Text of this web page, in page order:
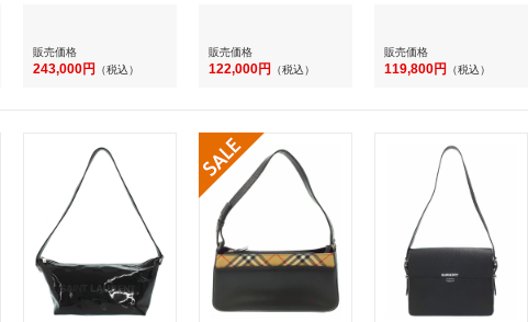
販売価格
243,000円 （税込）
販売価格
122,000円 （税込）
販売価格
119,800円 （税込）